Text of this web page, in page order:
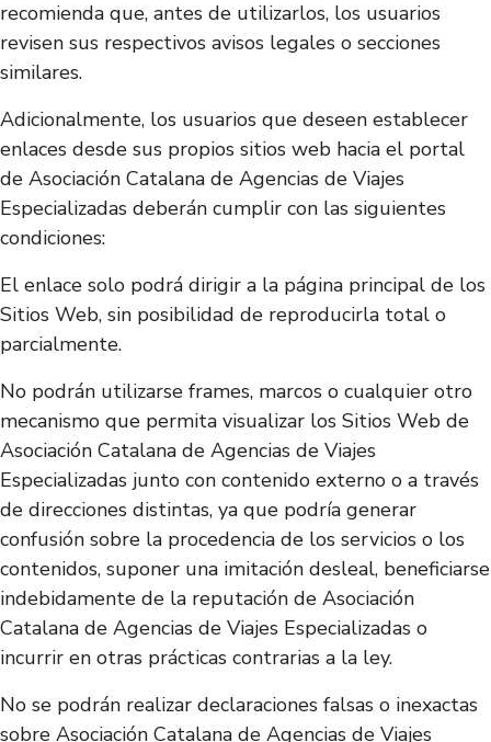
recomienda que, antes de utilizarlos, los usuarios
revisen sus respectivos avisos legales o secciones
similares.
Adicionalmente, los usuarios que deseen establecer
enlaces desde sus propios sitios web hacia el portal
de Asociación Catalana de Agencias de Viajes
Especializadas deberán cumplir con las siguientes
condiciones:
El enlace solo podrá dirigir a la página principal de los
Sitios Web, sin posibilidad de reproducirla total o
parcialmente.
No podrán utilizarse frames, marcos o cualquier otro
mecanismo que permita visualizar los Sitios Web de
Asociación Catalana de Agencias de Viajes
Especializadas junto con contenido externo o a través
de direcciones distintas, ya que podría generar
confusión sobre la procedencia de los servicios o los
contenidos, suponer una imitación desleal, beneficiarse
indebidamente de la reputación de Asociación
Catalana de Agencias de Viajes Especializadas o
incurrir en otras prácticas contrarias a la ley.
No se podrán realizar declaraciones falsas o inexactas
sobre Asociación Catalana de Agencias de Viajes